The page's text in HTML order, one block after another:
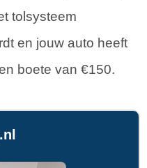
tolsysteem
en jouw auto heeft
boete van €150.